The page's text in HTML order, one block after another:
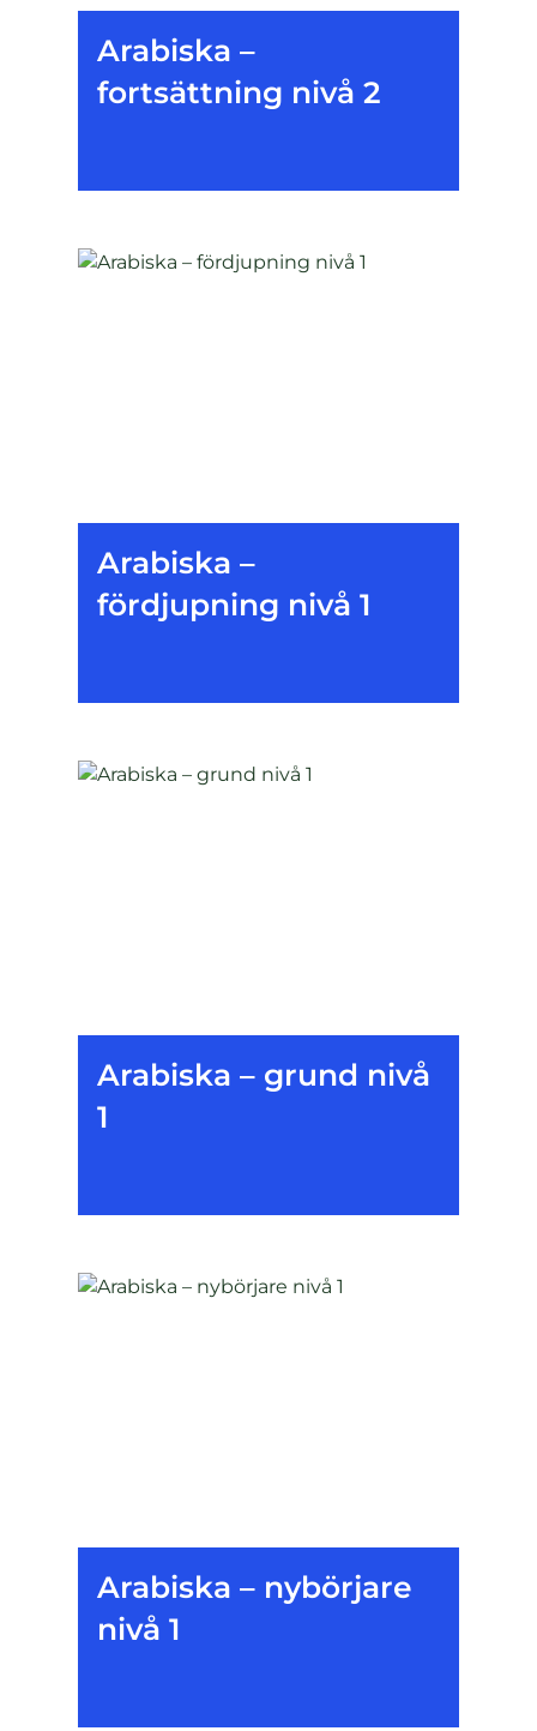
Arabiska –
fortsättning nivå 2
Arabiska –
fördjupning nivå 1
Arabiska – grund nivå
1
Arabiska – nybörjare
nivå 1